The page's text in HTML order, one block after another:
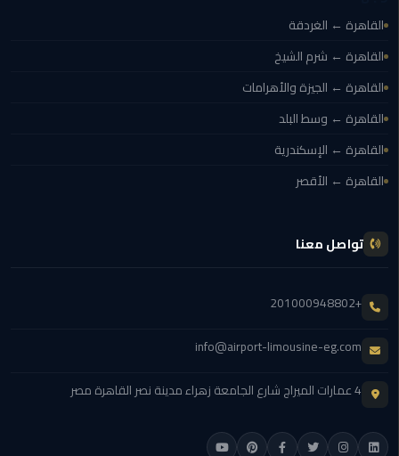
توصيل
مطار
برج
العرب
الاسكندرية
ايجار
سيارات
مرسيدس
سيارات
ليموزين
ايجار
بالسائق
شركات
سيارات
القاهرة ← الغردقة
القاهرة ← شرم الشيخ
القاهرة ← الجيزة والأهرامات
القاهرة ← وسط البلد
القاهرة ← الإسكندرية
القاهرة ← الأقصر
تواصل معنا
+201000948802
info@airport-limousine-eg.com
4 عمارات الميراج شارع الجامعة زهراء مدينة نصر القاهرة مصر